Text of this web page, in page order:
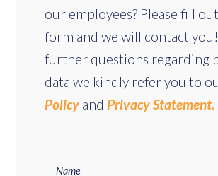
our employees? Please fill
form and we will contact
further questions regarding
data we kindly refer you to
Policy and Privacy Statement.